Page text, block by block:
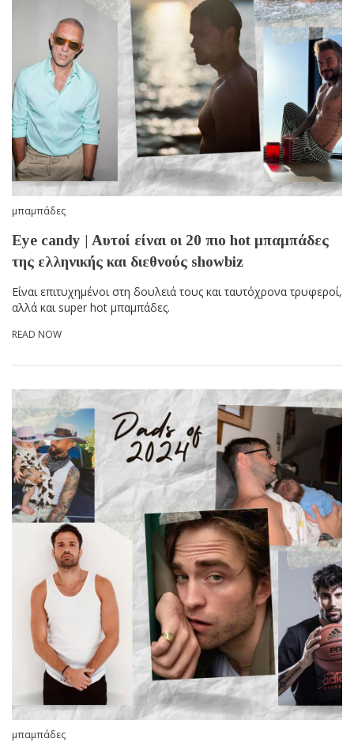
μπαμπάδες
Eye candy | Αυτοί είναι οι 20 πιο hot μπαμπάδες
της ελληνικής και διεθνούς showbiz
Είναι επιτυχημένοι στη δουλειά τους και ταυτόχρονα τρυφεροί,
αλλά και super hot μπαμπάδες.
READ NOW
μπαμπάδες